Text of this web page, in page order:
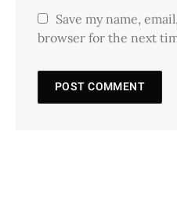
Save my name,
browser for the next